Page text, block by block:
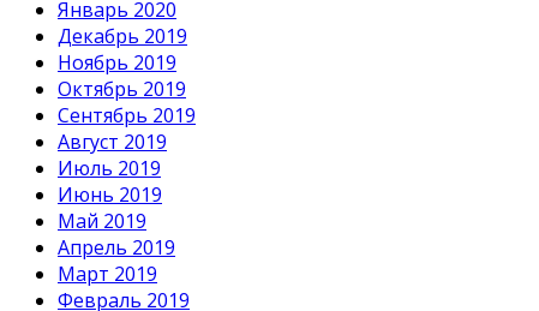
Январь 2020
Декабрь 2019
Ноябрь 2019
Октябрь 2019
Сентябрь 2019
Август 2019
Июль 2019
Июнь 2019
Май 2019
Апрель 2019
Март 2019
Февраль 2019